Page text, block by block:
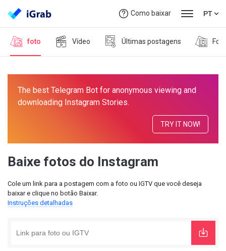
Como baixar PT
foto Vídeo Últimas postagens
The best Telegram Bot for anonymous viewing and
downloading Instagram Stories.
TRY IT NOW!
Baixe fotos do Instagram
Cole um link para a postagem com a foto ou IGTV que você deseja
baixar e clique no botão Baixar.
Instruções detalhadas